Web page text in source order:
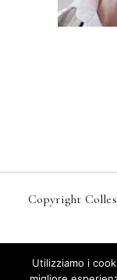
Copyright
Design
Privacy –
Utilizziamo i